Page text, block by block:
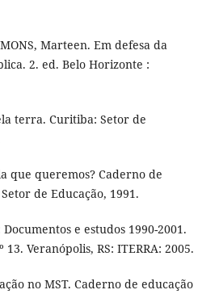
Marteen. Em defesa da
2. ed. Belo Horizonte :
terra. Curitiba: Setor de
que queremos? Caderno de
de Educação, 1991.
Documentos e estudos 1990-2001.
Veranópolis, RS: ITERRA: 2005.
no MST. Caderno de educação